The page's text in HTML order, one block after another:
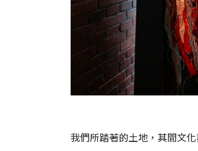
我們所踏著的土地，其間文